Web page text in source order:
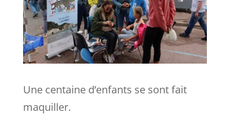
Une centaine d’enfants se sont fait
maquiller.